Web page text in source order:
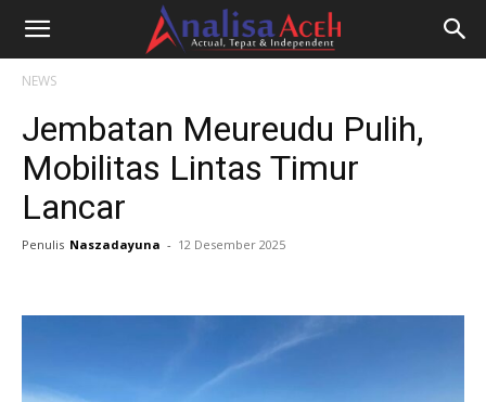
NEWS
Jembatan Meureudu Pulih,
Mobilitas Lintas Timur
Lancar
Penulis Naszadayuna - 12 Desember 2025